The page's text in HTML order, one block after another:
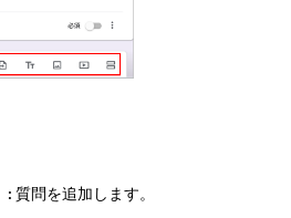
: 質問を追加します。